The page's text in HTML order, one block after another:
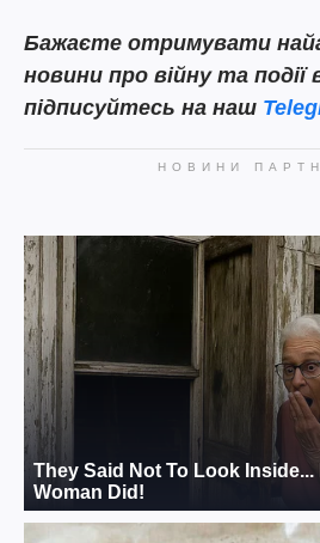
Бажаєте отримувати
новини про війну та події
підписуйтесь на наш